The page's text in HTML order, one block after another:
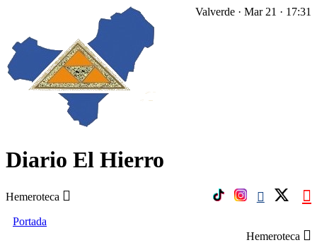
Diario El Hierro
Hemeroteca
Valverde · Mar 21 · 17:31
Portada
Hemeroteca